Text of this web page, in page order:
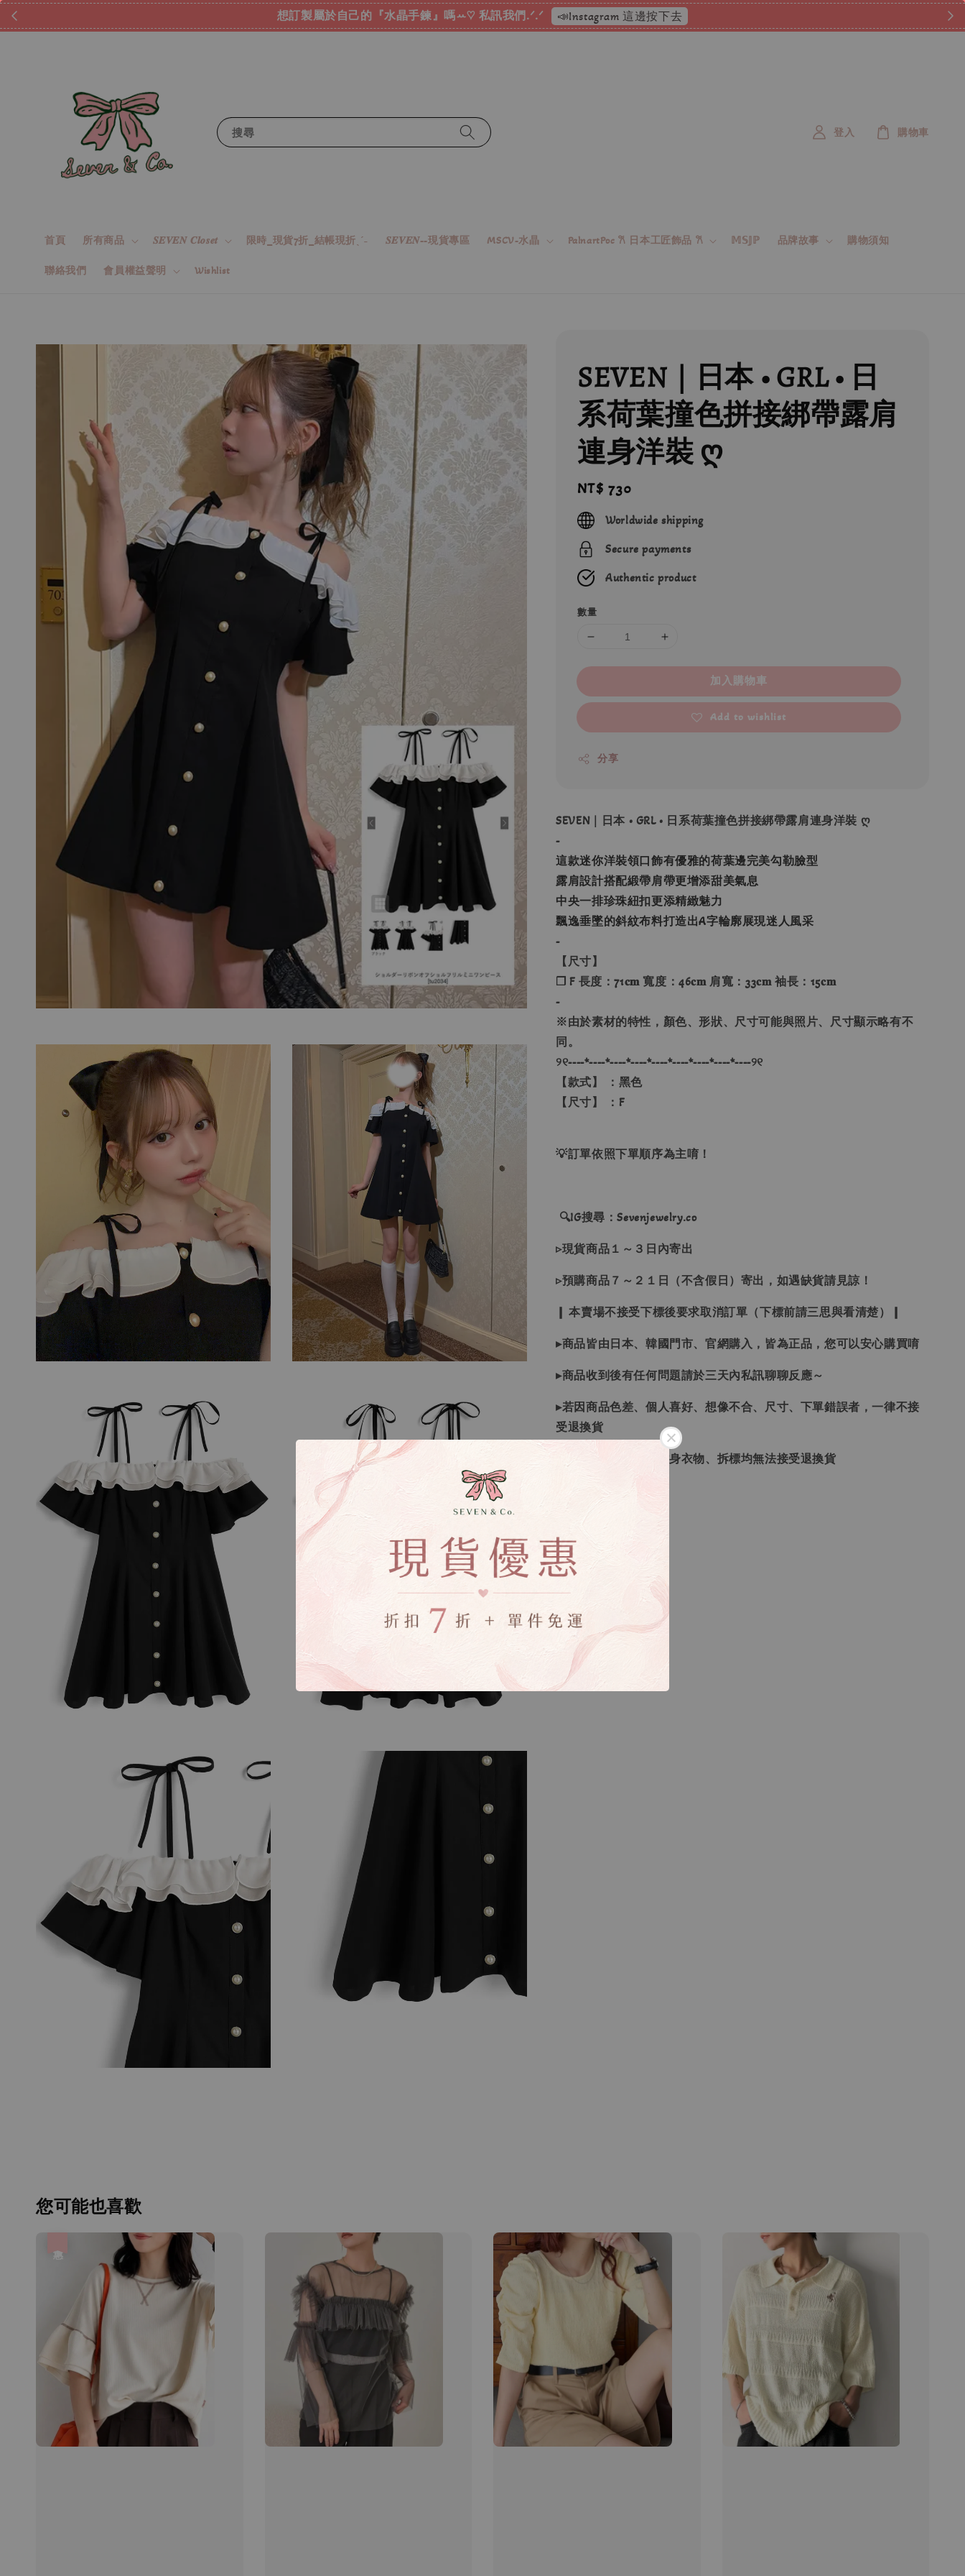
想訂製屬於自己的『水晶手鍊』嗎ꕀ♡ 私訊我們.ᐟ.ᐟ 📣Instagram 這邊按下去
搜尋
首頁 所有商品 𝑺𝑬𝑽𝑬𝑵 𝑪𝒍𝒐𝒔𝒆𝒕 限時_現貨7折_結帳現折ˎˊ˗ 𝑺𝑬𝑽𝑬𝑵--現貨專區 MSCV-水晶 PalnartPoc 𐙚 日本工匠飾品 𐙚 𝕄𝕊𝕁ℙ 品牌故事 購物須知
聯絡我們 會員權益聲明 Wishlist
登入 購物車
SEVEN｜日本 • GRL • 日
系荷葉撞色拼接綁帶露肩
連身洋裝 ღ
Regular
price
NT$ 730
Worldwide shipping
Secure payments
Authentic product
數量
加入購物車
Add to wishlist
分享
SEVEN｜日本 • GRL • 日系荷葉撞色拼接綁帶露肩連身洋裝 ღ
-
這款迷你洋裝領口飾有優雅的荷葉邊完美勾勒臉型
露肩設計搭配緞帶肩帶更增添甜美氣息
中央一排珍珠紐扣更添精緻魅力
飄逸垂墜的斜紋布料打造出A字輪廓展現迷人風采
-
【尺寸】
❐ F 長度：71𝐜𝐦 寬度：46𝐜𝐦 肩寬：33𝐜𝐦 袖長：15𝐜𝐦
-
※由於素材的特性，顏色、形狀、尺寸可能與照片、尺寸顯示略有不
同。
୨୧----*----*----*----*----*----*----*----*----୨୧
【款式】 ：黑色
【尺寸】 ：F
💡訂單依照下單順序為主唷！
🔍IG搜尋：Sevenjewelry.co
▹現貨商品１～３日內寄出
▹預購商品７～２１日（不含假日）寄出，如遇缺貨請見諒！
❙ 本賣場不接受下標後要求取消訂單（下標前請三思與看清楚）❙
▸商品皆由日本、韓國門市、官網購入，皆為正品，您可以安心購買唷
▸商品收到後有任何問題請於三天內私訊聊聊反應～
▸若因商品色差、個人喜好、想像不合、尺寸、下單錯誤者，一律不接
受退換貨
▸下水過後的商品、貼身衣物、拆標均無法接受退換貨
您可能也喜歡